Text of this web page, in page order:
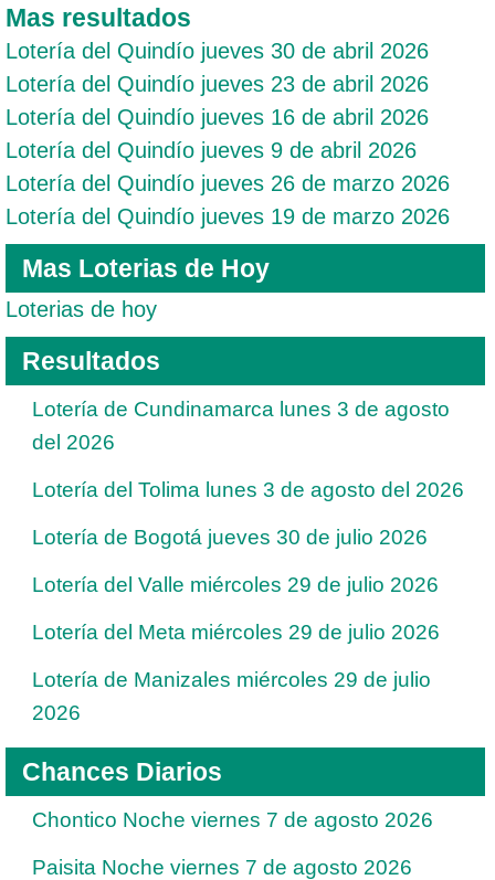
Mas resultados
Lotería del Quindío jueves 30 de abril 2026
Lotería del Quindío jueves 23 de abril 2026
Lotería del Quindío jueves 16 de abril 2026
Lotería del Quindío jueves 9 de abril 2026
Lotería del Quindío jueves 26 de marzo 2026
Lotería del Quindío jueves 19 de marzo 2026
Mas Loterias de Hoy
Loterias de hoy
Resultados
Lotería de Cundinamarca lunes 3 de agosto
del 2026
Lotería del Tolima lunes 3 de agosto del 2026
Lotería de Bogotá jueves 30 de julio 2026
Lotería del Valle miércoles 29 de julio 2026
Lotería del Meta miércoles 29 de julio 2026
Lotería de Manizales miércoles 29 de julio
2026
Chances Diarios
Chontico Noche viernes 7 de agosto 2026
Paisita Noche viernes 7 de agosto 2026